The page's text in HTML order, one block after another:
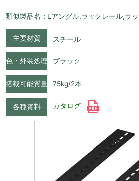
類似製品名：Lアングル,ラックレール,ラ
主要材質 スチール
色・外装処理 ブラック
搭載可能質量 75kg/2本
各種資料 カタログ